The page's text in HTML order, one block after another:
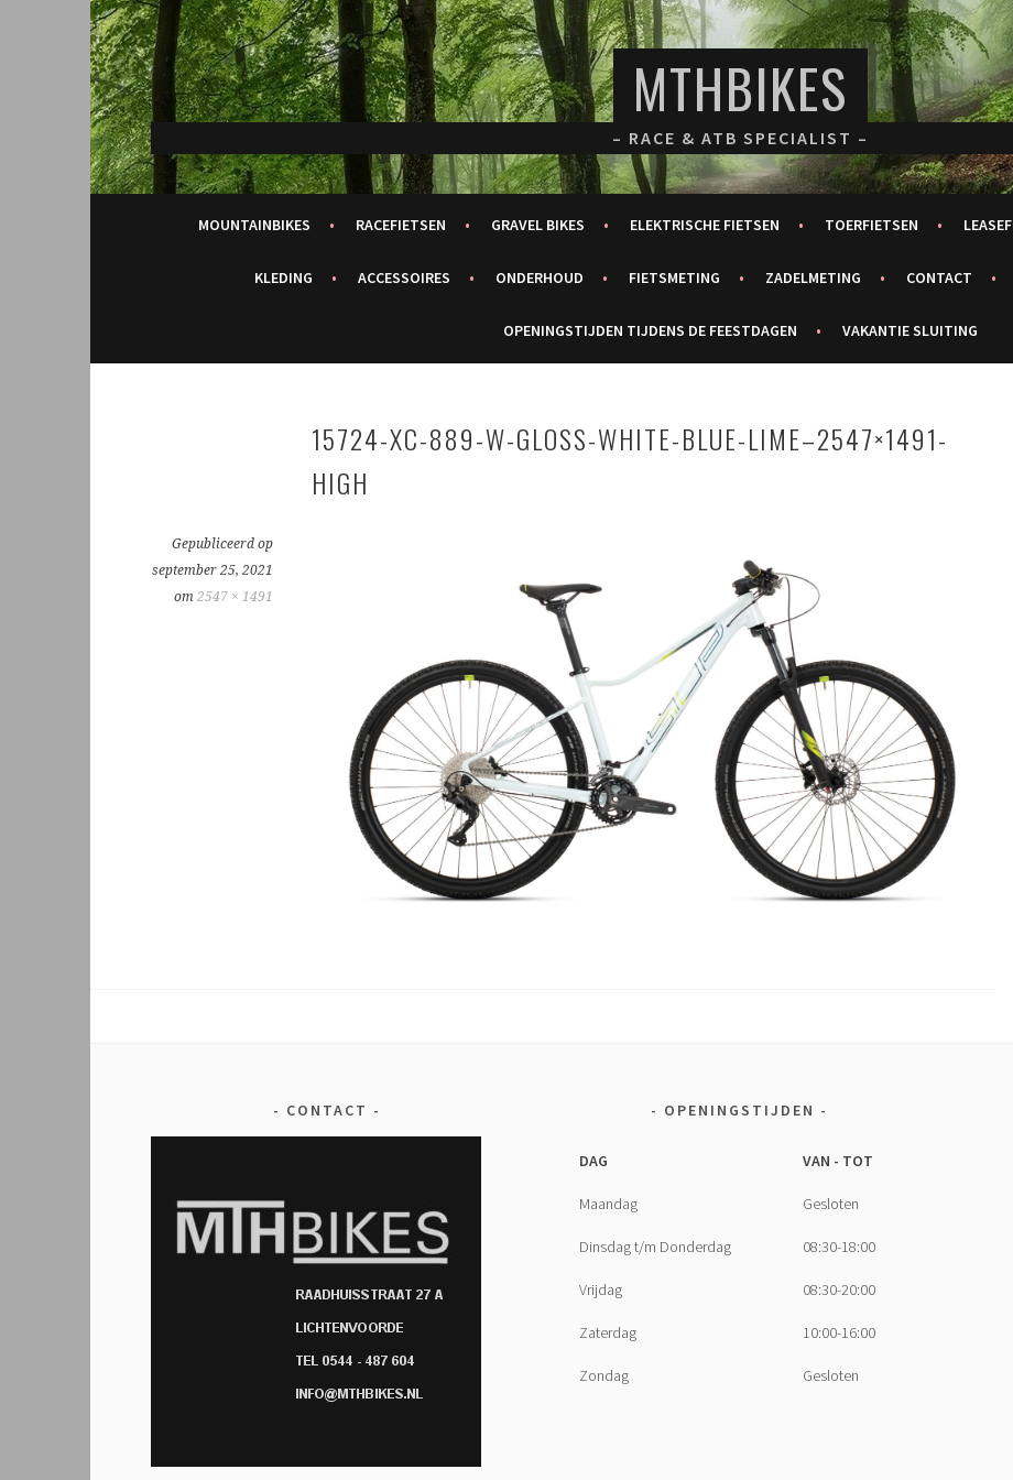
Spring
naar
inhoud
MTHBIKES
– RACE & ATB SPECIALIST –
MOUNTAINBIKES RACEFIETSEN GRAVEL BIKES ELEKTRISCHE FIETSEN TOERFIETSEN
KLEDING ACCESSOIRES ONDERHOUD FIETSMETING ZADELMETING CONTACT
OPENINGSTIJDEN TIJDENS DE FEESTDAGEN VAKANTIE SLUITING
15724-XC-889-W-GLOSS-WHITE-BLUE-LIME–2547×1491-
HIGH
Gepubliceerd op
september 25, 2021
om 2547 × 1491
CONTACT OPENINGSTIJDEN
DAG VAN - TOT
Maandag Gesloten
Dinsdag t/m Donderdag 08:30-18:00
Vrijdag 08:30-20:00
Zaterdag 10:00-16:00
Zondag Gesloten